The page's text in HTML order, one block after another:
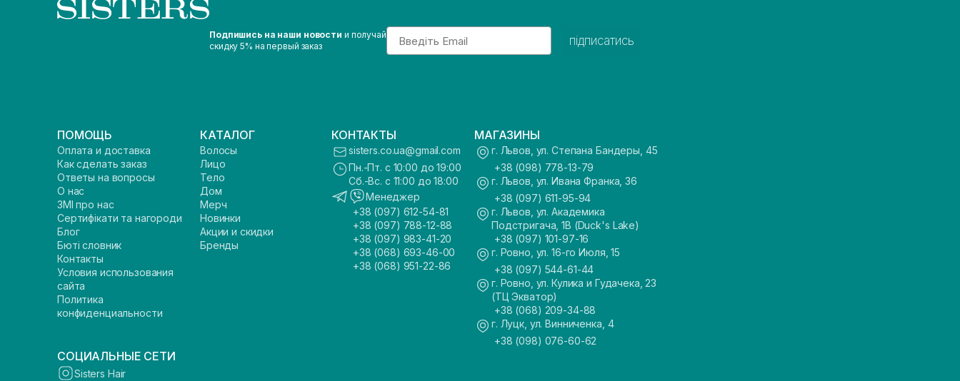
Подпишись на наши новости и получай
скидку 5% на первый заказ
Email
підписатись
ПОМОЩЬ
Оплата и доставка
Как сделать заказ
Ответы на вопросы
О нас
ЗМІ про нас
Сертифікати та нагороди
Блог
Бюті словник
Контакты
Условия использования
сайта
Политика
конфиденциальности
КАТАЛОГ
Волосы
Лицо
Тело
Дом
Мерч
Новинки
Акции и скидки
Бренды
КОНТАКТЫ
sisters.co.ua@gmail.com
Пн.-Пт. с 10:00 до 19:00
Сб.-Вс. с 11:00 до 18:00
Менеджер
+38 (097) 612-54-81
+38 (097) 788-12-88
+38 (097) 983-41-20
+38 (068) 693-46-00
+38 (068) 951-22-86
МАГАЗИНЫ
г. Львов, ул. Степана Бандеры, 45
+38 (098) 778-13-79
г. Львов, ул. Ивана Франка, 36
+38 (097) 611-95-94
г. Львов, ул. Академика
Подстригача, 1В (Duck's Lake)
+38 (097) 101-97-16
г. Ровно, ул. 16-го Июля, 15
+38 (097) 544-61-44
г. Ровно, ул. Кулика и Гудачека, 23
(ТЦ Экватор)
+38 (068) 209-34-88
г. Луцк, ул. Винниченка, 4
+38 (098) 076-60-62
СОЦИАЛЬНЫЕ СЕТИ
Sisters Hair